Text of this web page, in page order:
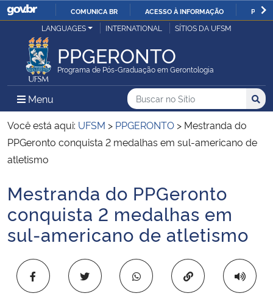
IR
O
COMUNICA BR ACESSO À INFORMAÇÃO
Ministério da Justiça e Segurança Pública
Ministério da Defesa
Ministério das Relações Exteriores
Ministério da Economia
Ministério da Infraestrutura
Ministério da Agricultura, Pecuária e Abastecimento
Ministério da Cidadania
LANGUAGES INTERNATIONAL SÍTIOS DA UFSM
PPGERONTO
Programa de Pós-Graduação em Gerontologia
Menu Menu Principal do Sítio
Busca
Buscar no no Sítio
Busca:
Você está aqui: UFSM > PPGERONTO > Mestranda do
PPGeronto conquista 2 medalhas em sul-americano de
atletismo
Início do conteúdo
Mestranda do PPGeronto
conquista 2 medalhas em
sul-americano de atletismo
Copiar para área